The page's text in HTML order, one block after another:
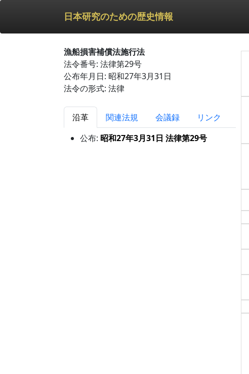
日本研究のための歴史情報
漁船損害補償法施行法
法令番号: 法律第29号
公布年月日: 昭和27年3月31日
法令の形式: 法律
沿革 関連法規 会議録
リンク
公布: 昭和27年3月31日 法律第29号